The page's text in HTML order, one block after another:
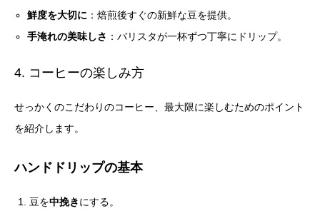
鮮度を大切に ：焙煎後すぐの新鮮な豆を提供。
手淹れの美味しさ ：バリスタが一杯ずつ丁寧にドリップ。
4. コーヒーの楽しみ方
せっかくのこだわりのコーヒー、最大限に楽しむためのポイント
を紹介します。
ハンドドリップの基本
豆を中挽きにする。